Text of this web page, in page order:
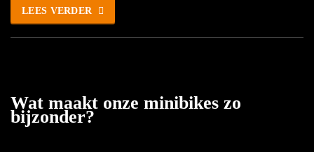
LEES VERDER
Wat maakt onze minibikes zo
bijzonder?